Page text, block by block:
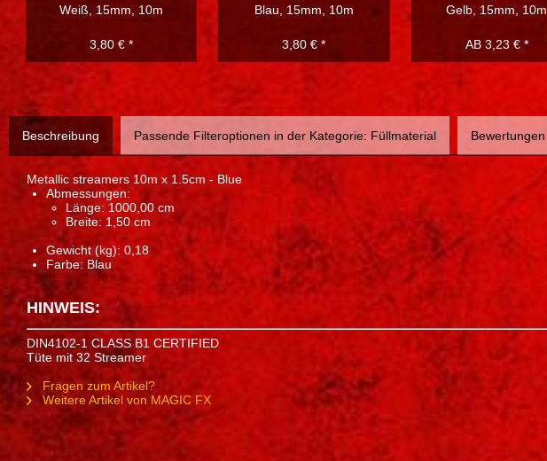
Weiß, 15mm, 10m
3,80 € *
Blau, 15mm, 10m
3,80 € *
Gelb, 15mm, 10m
AB 3,23 € *
Beschreibung Passende Filteroptionen in der Kategorie: Füllmaterial Bewertungen
Metallic streamers 10m x 1.5cm - Blue
Abmessungen:
Länge: 1000,00 cm
Breite: 1,50 cm
Gewicht (kg): 0,18
Farbe: Blau
HINWEIS:
DIN4102-1 CLASS B1 CERTIFIED
Tüte mit 32 Streamer
Fragen zum Artikel?
Weitere Artikel von MAGIC FX